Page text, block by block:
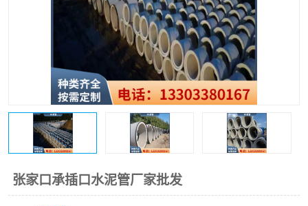
张家口承插口水泥管厂家批发
钢承口水泥管